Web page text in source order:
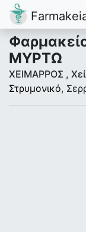
ΜΥΡΤΩ
ΧΕΙΜΑΡΡΟΣ ,
Στρυμονικό,